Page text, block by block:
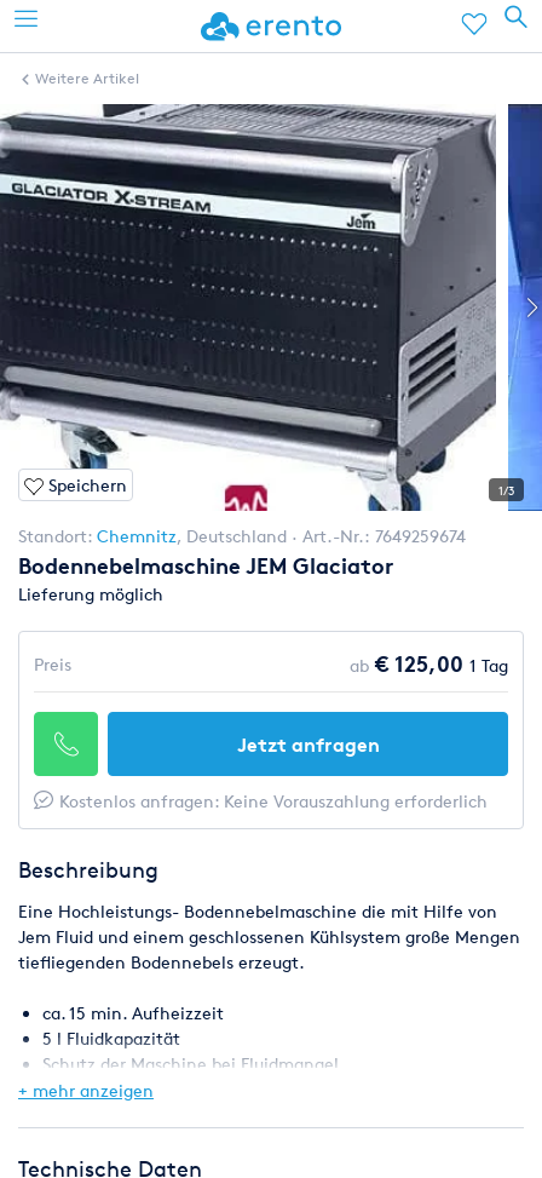
Weitere Artikel
Speichern 1/3
Standort: Chemnitz, Deutschland Art.-Nr.: 7649259674
Bodennebelmaschine JEM Glaciator
Lieferung möglich
Preis ab € 125,00 1 Tag
Jetzt anfragen
Kostenlos anfragen: Keine Vorauszahlung erforderlich
Beschreibung
Eine Hochleistungs- Bodennebelmaschine die mit Hilfe von
Jem Fluid und einem geschlossenen Kühlsystem große Mengen
tiefliegenden Bodennebels erzeugt.
ca. 15 min. Aufheizzeit
5 l Fluidkapazität
Schutz der Maschine bei Fluidmangel
Integriertes DMX-Interface
Tankvolumen (intern): 5 L
+ mehr anzeigen
Technische Daten